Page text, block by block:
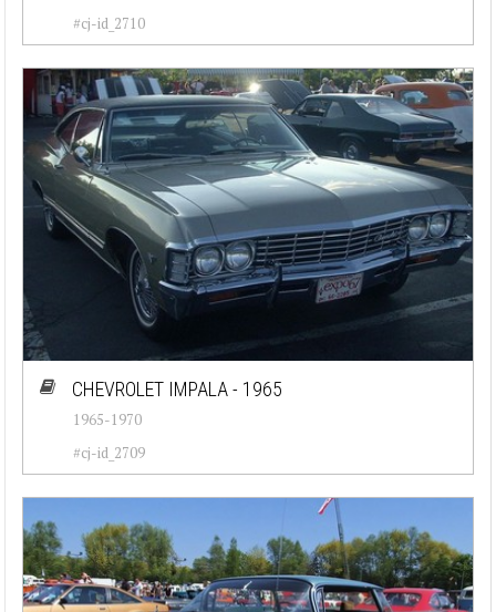
#cj-id_2710
CHEVROLET IMPALA - 1965
1965-1970
#cj-id_2709